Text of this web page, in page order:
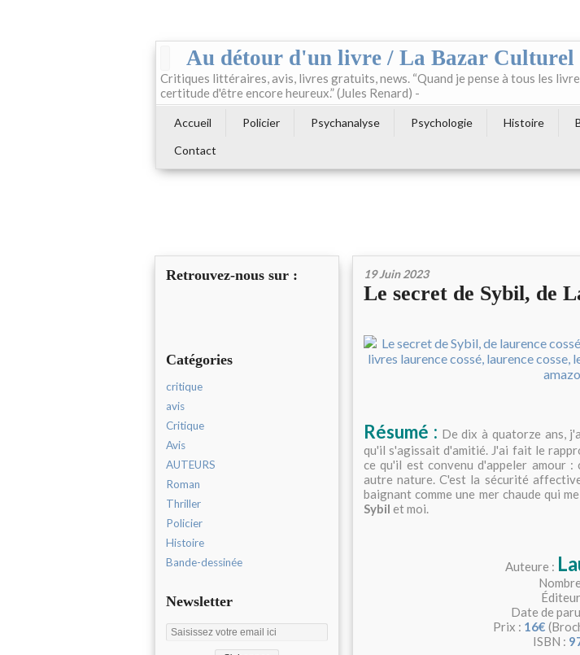
Au détour d'un livre / La Bazar Culturel
Critiques littéraires, avis, livres gratuits, news. “Quand je pense à tous les
certitude d'être encore heureux.” (Jules Renard) -
Accueil Policier Psychanalyse Psychologie Histoire
Contact
Retrouvez-nous sur :
Catégories
critique
avis
Critique
Avis
AUTEURS
Roman
Thriller
Policier
Histoire
Bande-dessinée
Newsletter
19 Juin 2023
Le secret de Sybil, de
Résumé : De dix à quatorze ans,
qu'il s'agissait d'amitié. J'ai fait le
ce qu'il est convenu d'appeler amour
autre nature. C'est la sécurité
baignant comme une mer chaude qui
Sybil et moi.
Auteure :
Date de
Prix : 16€
ISBN :